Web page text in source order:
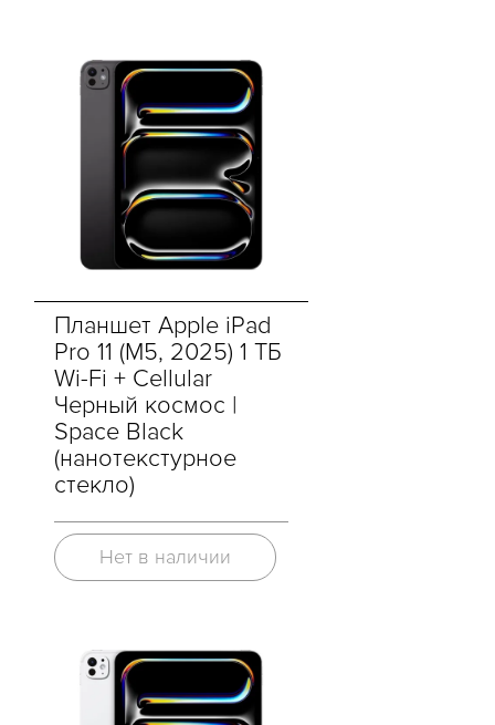
Планшет Apple iPad
Pro 11 (M5, 2025) 1 ТБ
Wi-Fi + Cellular
Черный космос |
Space Black
(нанотекстурное
стекло)
Нет в наличии